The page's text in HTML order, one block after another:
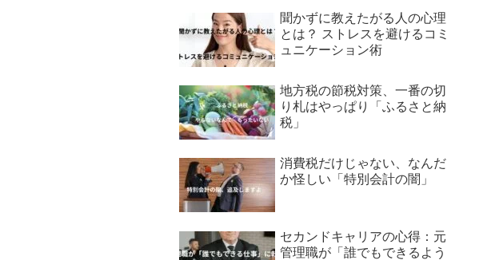
聞かずに教えたがる人の心理
とは？ ストレスを避けるコミ
ュニケーション術
地方税の節税対策、一番の切
り札はやっぱり「ふるさと納
税」
消費税だけじゃない、なんだ
か怪しい「特別会計の闇」
セカンドキャリアの心得：元
管理職が「誰でもできるよう